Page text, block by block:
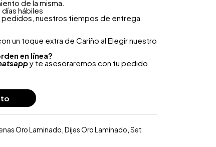
de la misma.
días hábiles
nuestros tiempos de entrega
un toque extra de Cariño al Elegir nuestro
en línea?
y te asesoraremos con tu pedido
Oro Laminado,Dijes Oro Laminado,Set